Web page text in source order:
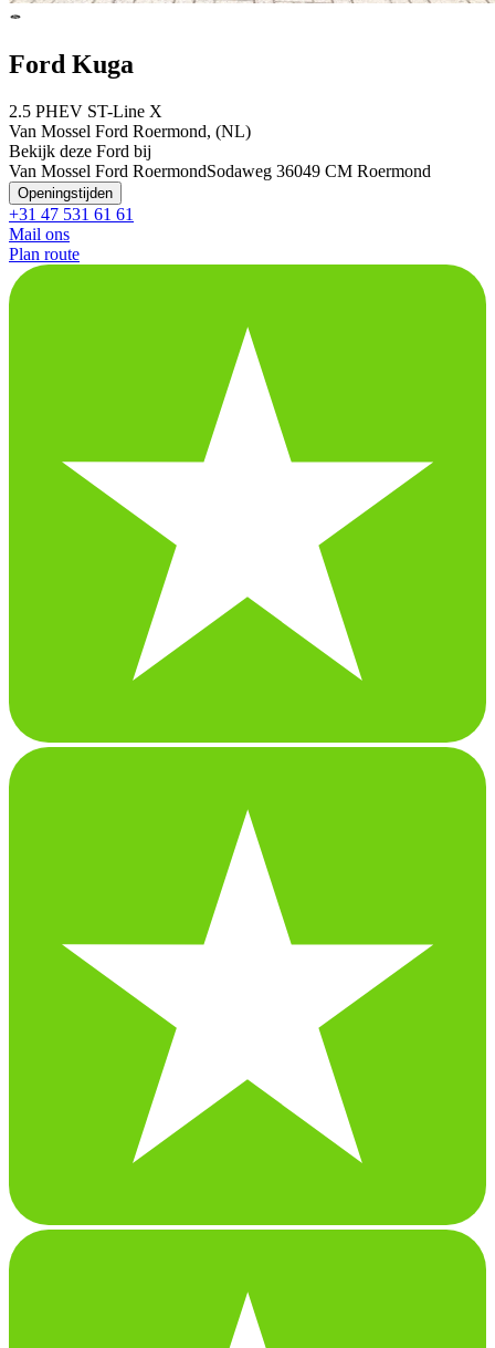
Ford Kuga
2.5 PHEV ST-Line X
Van Mossel Ford Roermond, (NL)
Bekijk deze Ford bij
Van Mossel Ford RoermondSodaweg 36049 CM Roermond
Openingstijden
+31 47 531 61 61
Mail ons
Plan route